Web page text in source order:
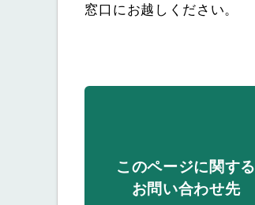
窓口にお越しください。
このページに関する
お問い合わせ先